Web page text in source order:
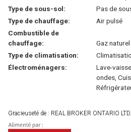
Type de sous-sol:
Pas de
Type de chauffage:
Air pulsé
Combustible de
chauffage:
Gaz naturel
Type de climatisation:
Électroménagers:
Lave-
ondes,
Gracieuseté de : REAL BROKER ONTARIO LTD.